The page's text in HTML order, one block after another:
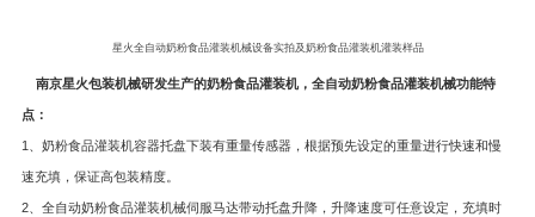
星火全自动奶粉食品灌装机械设备实拍及奶粉食品灌装机灌装样品
南京星火包装机械研发生产的奶粉食品灌装机，全自动奶粉食品灌装机械功能特
点：
1、奶粉食品灌装机容器托盘下装有重量传感器，根据预先设定的重量进行快速和慢
速充填，保证高包装精度。
2、全自动奶粉食品灌装机械伺服马达带动托盘升降，升降速度可任意设定，充填时